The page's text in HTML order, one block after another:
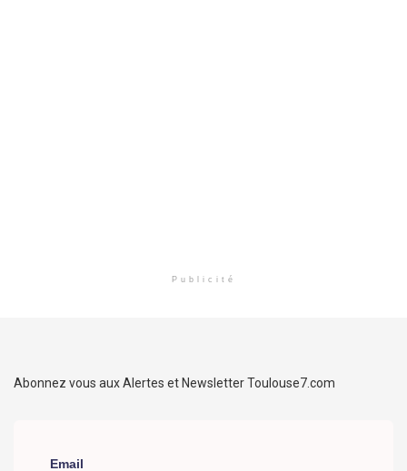
Publicité
Abonnez vous aux Alertes et Newsletter Toulouse7.com
Email